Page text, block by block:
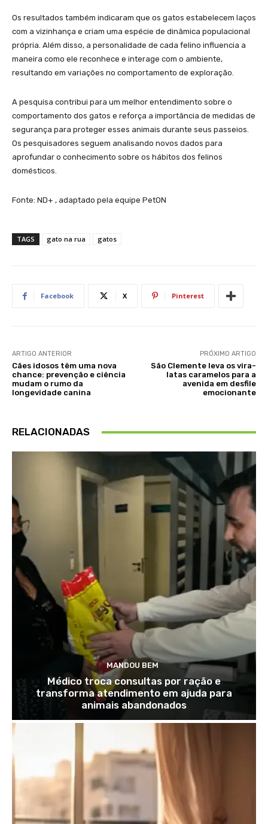
Os resultados também indicaram que os gatos estabelecem laços
com a vizinhança e criam uma espécie de dinâmica populacional
própria. Além disso, a personalidade de cada felino influencia a
maneira como ele reconhece e interage com o ambiente,
resultando em variações no comportamento de exploração.
A pesquisa contribui para um melhor entendimento sobre o
comportamento dos gatos e reforça a importância de medidas de
segurança para proteger esses animais durante seus passeios.
Os pesquisadores seguem analisando novos dados para
aprofundar o conhecimento sobre os hábitos dos felinos
domésticos.
Fonte: ND+ , adaptado pela equipe PetON
TAGS gato na rua gatos
Facebook X Pinterest
ARTIGO ANTERIOR
Cães idosos têm uma nova
chance: prevenção e ciência
mudam o rumo da
longevidade canina
PRÓXIMO ARTIGO
São Clemente leva os vira-
latas caramelos para a
avenida em desfile
emocionante
RELACIONADAS
MANDOU BEM
Médico troca consultas por ração e
transforma atendimento em ajuda para
animais abandonados